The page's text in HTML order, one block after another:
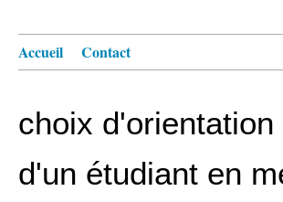
Accueil Contact
choix
d'un étudiant en